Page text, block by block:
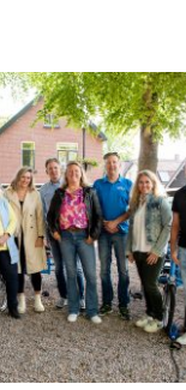
opening
op zaterdag
Nieuwsitem